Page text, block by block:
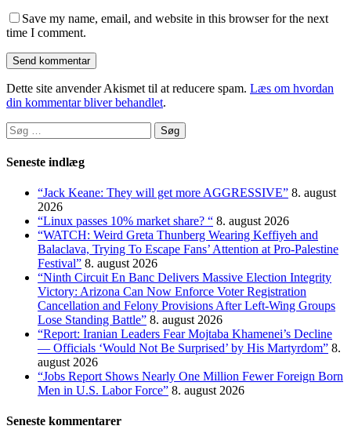
Save my name, email, and website in this browser for the next
time I comment.
Dette site anvender Akismet til at reducere spam. Læs om hvordan
din kommentar bliver behandlet.
Søg
efter:
Seneste indlæg
“Jack Keane: They will get more AGGRESSIVE” 8. august
2026
“Linux passes 10% market share? “ 8. august 2026
“WATCH: Weird Greta Thunberg Wearing Keffiyeh and
Balaclava, Trying To Escape Fans’ Attention at Pro-Palestine
Festival” 8. august 2026
“Ninth Circuit En Banc Delivers Massive Election Integrity
Victory: Arizona Can Now Enforce Voter Registration
Cancellation and Felony Provisions After Left-Wing Groups
Lose Standing Battle” 8. august 2026
“Report: Iranian Leaders Fear Mojtaba Khamenei’s Decline
— Officials ‘Would Not Be Surprised’ by His Martyrdom” 8.
august 2026
“Jobs Report Shows Nearly One Million Fewer Foreign Born
Men in U.S. Labor Force” 8. august 2026
Seneste kommentarer